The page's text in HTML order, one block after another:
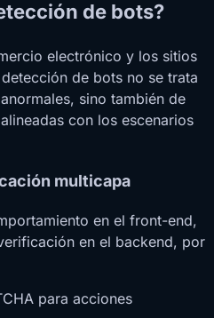
de bots?
electrónico y los sitios
de bots no se trata
sino también de
con los escenarios
multicapa
en el front-end,
en el backend, por
para acciones